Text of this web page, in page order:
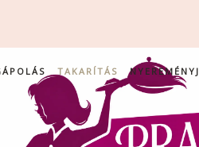
TAKARÍTÁS